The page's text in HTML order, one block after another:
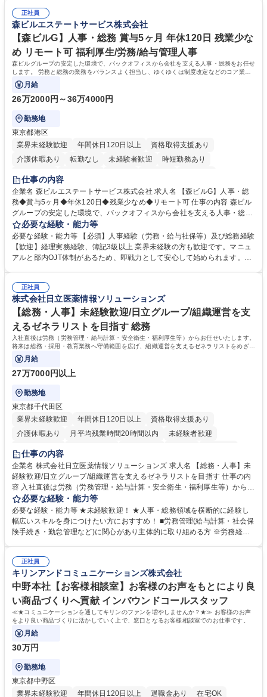
正社員
森ビルエステートサービス株式会社
【森ビルG】人事・総務 賞与5ヶ月 年休120日 残業少な
め リモート可 福利厚生/労務/給与管理人事
森ビルグループの安定した環境で、バックオフィスから会社を支える人事・総務をお任せ
します。 労務と総務の業務をバランスよく担当し、ゆくゆくは制度改定などのコア業務
にも挑戦できる、やりがいある環境です。
月給
26万2000円～36万4000円
勤務地
東京都港区
業界未経験歓迎
年間休日120日以上
資格取得支援あり
介護休暇あり
転勤なし 未経験者歓迎
時短勤務あり
経験者歓迎
完全週休2日制
交通費支給 長期歓迎 駅近5分以内 土日祝休み
仕事の内容
企業名 森ビルエステートサービス株式会社 求人名 【森ビルG】人事・総
務◆賞与5ヶ月◆年休120日◆残業少なめ◆リモート可 仕事の内容 森ビル
グループの安定した環境で、バックオフィスから会社を支える人事・総務
をお任せします。 労務と総務の業務をバランスよく担当し、ゆくゆくは制
度改定などのコア業務にも挑戦できる、やりがいある環境です。 ■勤怠管
理、給与計算、社会保険手続き、年末調整等の労務管理全般 ■入退社手続
き、社内規定の改定や人事制度改定などのコア業務 ■社内イベントの企画
でも質問・相談できる環境が整っているため、安心して成長できます。 募
集職種 【森ビルG】人事・総務◆賞与5ヶ月◆年休120日◆残業少なめ◆
リモート可
必要な経験・能力等
必要な経験・能力等 【必須】人事経験（労務・給与社保等）及び総務経験
【歓迎】経理実務経験、簿記3級以上 業界未経験の方も歓迎です。マニュ
アルと部内OJT体制があるため、即戦力として安心して始められます。
務に挑戦できるため、自身の成長と組織への貢献度をダイレクトに実感で
きます。 残業少なめ、週1日リモート可など、ワークライフバランスを保
ち長期活躍できる環境です。 「これまでの幅広い経験を活かし、長期的な
キャリアを築きたい」という前向きな意欲と挑戦を全力で応援します。 学
歴・資格 学歴：大学院 大学 高専 短大 専修学校 高校 語学力： 資格：日商
簿記検定1級 日商簿記検定2級 日商簿記検定3級
正社員
株式会社日立医薬情報ソリューションズ
【総務・人事】未経験歓迎/日立グループ/組織運営を支
えるゼネラリストを目指す 総務
入社直後は労務（労務管理・給与計算・安全衛生・福利厚生等）からお任せいたします。
将来は総務・採用・教育業務へ守備範囲を広げ、組織運営を支えるゼネラリストをめざせ
ます。
月給
27万7000円以上
勤務地
東京都千代田区
業界未経験歓迎
年間休日120日以上
資格取得支援あり
介護休暇あり
月平均残業時間20時間以内
未経験者歓迎
住宅手当あり
育休あり
完全週休2日制 交通費支給 土日祝休み 寮・社宅あり
仕事の内容
企業名 株式会社日立医薬情報ソリューションズ 求人名 【総務・人事】未
経験歓迎/日立グループ/組織運営を支えるゼネラリストを目指す 仕事の内
容 入社直後は労務（労務管理・給与計算・安全衛生・福利厚生等）からお
任せいたします。将来は総務・採用・教育業務へ守備範囲を広げ、組織運
営を支えるゼネラリストをめざせます。 ・初期業務：労働時間管理、給与
計算、社会保険対応、福利厚生管理、安全衛生、健康経営推進等をお任せ
します。ご経験に応じて、休職者管理など、幅広く経験を積んでいただき
幅広く経験を積みたい意欲がある方に最適な環境です。 募集職種 【総
務・人事】未経験歓迎/日立グループ/組織運営を支えるゼネラリストを目
指す
必要な経験・能力等
必要な経験・能力等 ★未経験歓迎！ ★人事・総務領域を横断的に経験し
幅広いスキルを身につけたい方におすすめ！ ■労務管理(給与計算・社会保
険手続き・勤怠管理など)に関心があり主体的に取り組める方 ※労務経験
のご経験 ■労務管理（給与計算・社会保険手続き・勤怠管理など）の経験
■衛生管理者の資格をお持ちの方 学歴・資格 学歴：大学院 大学 高専 短大
専修学校 高校 語学力： 資格：
正社員
キリンアンドコミュニケーションズ株式会社
中野本社【お客様相談室】お客様のお声をもとにより良
い商品づくりへ貢献 インバウンドコールスタッフ
≪★コミュニケーションを通してキリンのファンを増やしませんか？★≫ お客様のお声
をより良い商品づくりに活かしていく上で、窓口となるお客様相談室でのお仕事です。
月給
30万円
勤務地
東京都中野区
業界未経験歓迎
年間休日120日以上 退職金あり 在宅OK